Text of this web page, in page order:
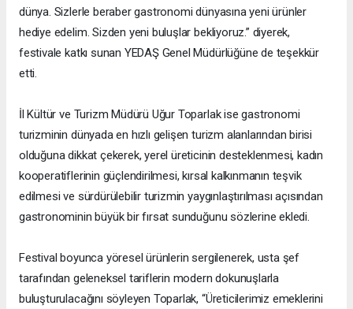
dünya. Sizlerle beraber gastronomi dünyasına yeni ürünler
hediye edelim. Sizden yeni buluşlar bekliyoruz.” diyerek,
festivale katkı sunan YEDAŞ Genel Müdürlüğüne de teşekkür
etti.
İl Kültür ve Turizm Müdürü Uğur Toparlak ise gastronomi
turizminin dünyada en hızlı gelişen turizm alanlarından birisi
olduğuna dikkat çekerek, yerel üreticinin desteklenmesi, kadın
kooperatiflerinin güçlendirilmesi, kırsal kalkınmanın teşvik
edilmesi ve sürdürülebilir turizmin yaygınlaştırılması açısından
gastronominin büyük bir fırsat sunduğunu sözlerine ekledi.
Festival boyunca yöresel ürünlerin sergilenerek, usta şef
tarafından geleneksel tariflerin modern dokunuşlarla
buluşturulacağını söyleyen Toparlak, “Üreticilerimiz emeklerini